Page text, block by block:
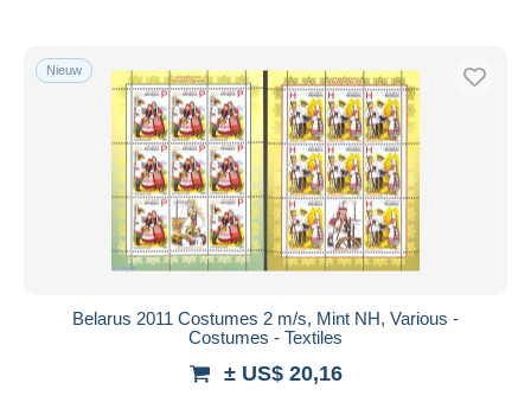
Nieuw
Belarus 2011 Costumes 2 m/s, Mint NH, Various -
Costumes - Textiles
± US$ 20,16